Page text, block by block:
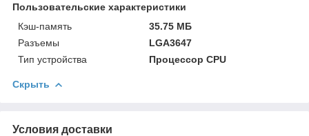
Пользовательские характеристики
Кэш-память
35.75 МБ
Разъемы
LGA3647
Тип устройства
Процессор CPU
Скрыть
Условия доставки